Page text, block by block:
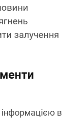
залучення
в